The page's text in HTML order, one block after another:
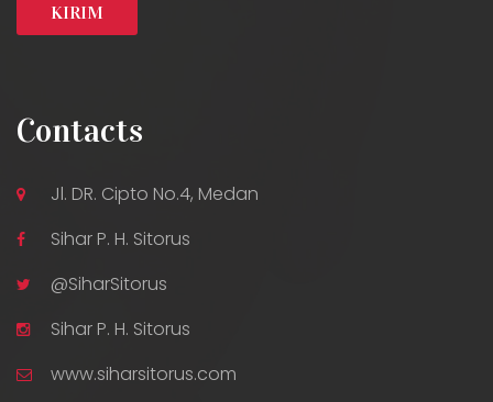
Contacts
Jl. DR. Cipto No.4, Medan
Sihar P. H. Sitorus
@SiharSitorus
Sihar P. H. Sitorus
www.siharsitorus.com